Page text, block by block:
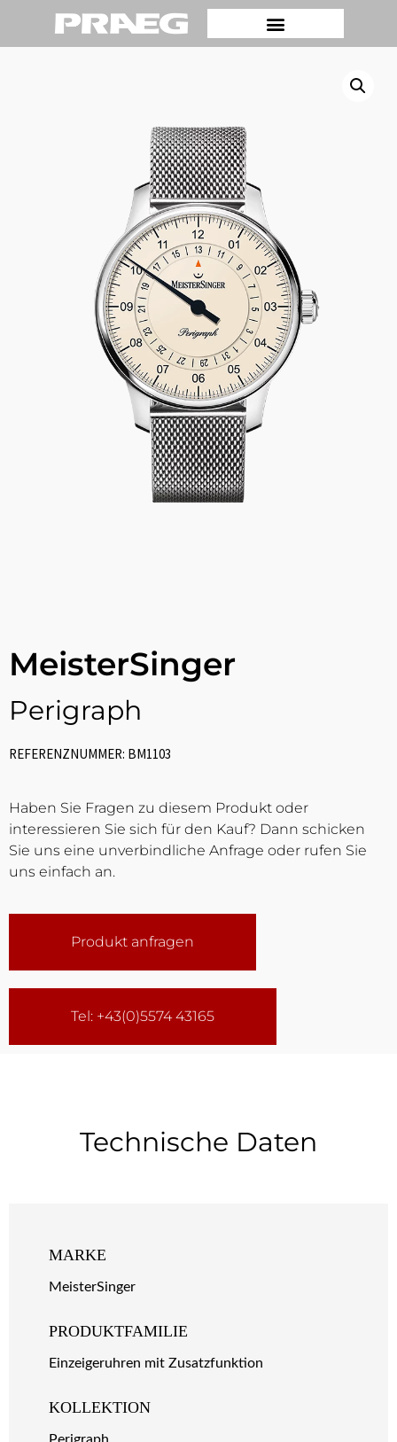
MeisterSinger
Perigraph
REFERENZNUMMER: BM1103
Haben Sie Fragen zu diesem Produkt oder
interessieren Sie sich für den Kauf? Dann schicken
Sie uns eine unverbindliche Anfrage oder rufen Sie
uns einfach an.
Produkt anfragen
Tel: +43(0)5574 43165
Technische Daten
MARKE
MeisterSinger
PRODUKTFAMILIE
Einzeigeruhren mit Zusatzfunktion
KOLLEKTION